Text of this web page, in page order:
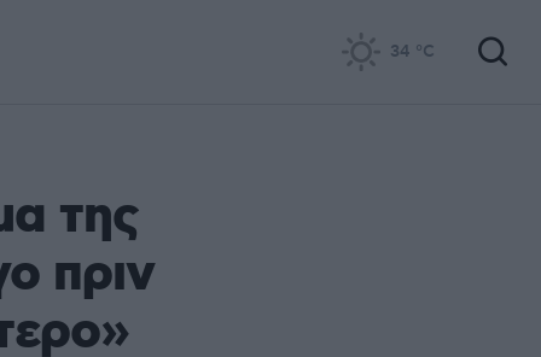
34 °C
της
πριν